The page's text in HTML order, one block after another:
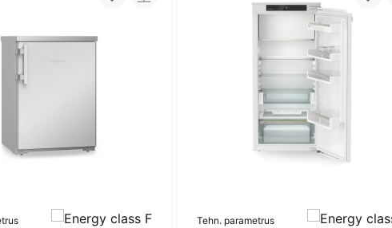
Tehn. parametrus